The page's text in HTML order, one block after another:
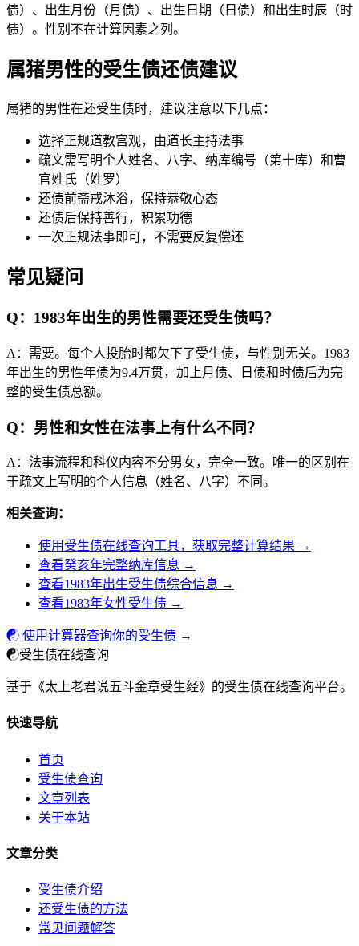
债）、出生月份（月债）、出生日期（日债）和出生时辰（时
债）。性别不在计算因素之列。
属猪男性的受生债还债建议
属猪的男性在还受生债时，建议注意以下几点：
选择正规道教宫观，由道长主持法事
疏文需写明个人姓名、八字、纳库编号（第十库）和曹
官姓氏（姓罗）
还债前斋戒沐浴，保持恭敬心态
还债后保持善行，积累功德
一次正规法事即可，不需要反复偿还
常见疑问
Q：1983年出生的男性需要还受生债吗？
A：需要。每个人投胎时都欠下了受生债，与性别无关。1983
年出生的男性年债为9.4万贯，加上月债、日债和时债后为完
整的受生债总额。
Q：男性和女性在法事上有什么不同？
A：法事流程和科仪内容不分男女，完全一致。唯一的区别在
于疏文上写明的个人信息（姓名、八字）不同。
相关查询：
使用受生债在线查询工具，获取完整计算结果 →
查看癸亥年完整纳库信息 →
查看1983年出生受生债综合信息 →
查看1983年女性受生债 →
☯ 使用计算器查询你的受生债 →
☯受生债在线查询
基于《太上老君说五斗金章受生经》的受生债在线查询平台。
快速导航
首页
受生债查询
文章列表
关于本站
文章分类
受生债介绍
还受生债的方法
常见问题解答